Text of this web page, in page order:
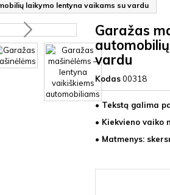
laikymo lentyna vaikams su vardu
Garažas
vardu
Kodas00318
• Tekstą galima
• Kiekvieno vaiko
• Matmenys: